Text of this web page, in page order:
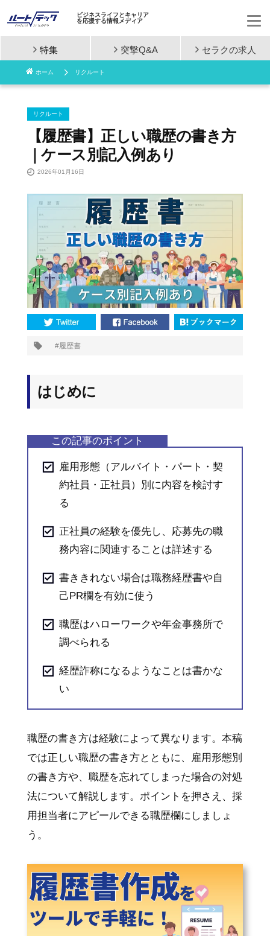
コ
ン
ビジネスライフとキャリア
を応援する情報メディア
特集 突撃Q&A セラクの求人
ホーム リクルート
リクルート
【履歴書】正しい職歴の書き方
｜ケース別記入例あり
2026年01月16日
履歴書
はじめに
雇用形態（アルバイト・パート・契
約社員・正社員）別に内容を検討す
る
正社員の経験を優先し、応募先の職
務内容に関連することは詳述する
書ききれない場合は職務経歴書や自
己PR欄を有効に使う
職歴はハローワークや年金事務所で
調べられる
経歴詐称になるようなことは書かな
い
職歴の書き方は経験によって異なります。本稿
では正しい職歴の書き方とともに、雇用形態別
の書き方や、職歴を忘れてしまった場合の対処
法について解説します。ポイントを押さえ、採
用担当者にアピールできる職歴欄にしましょ
う。